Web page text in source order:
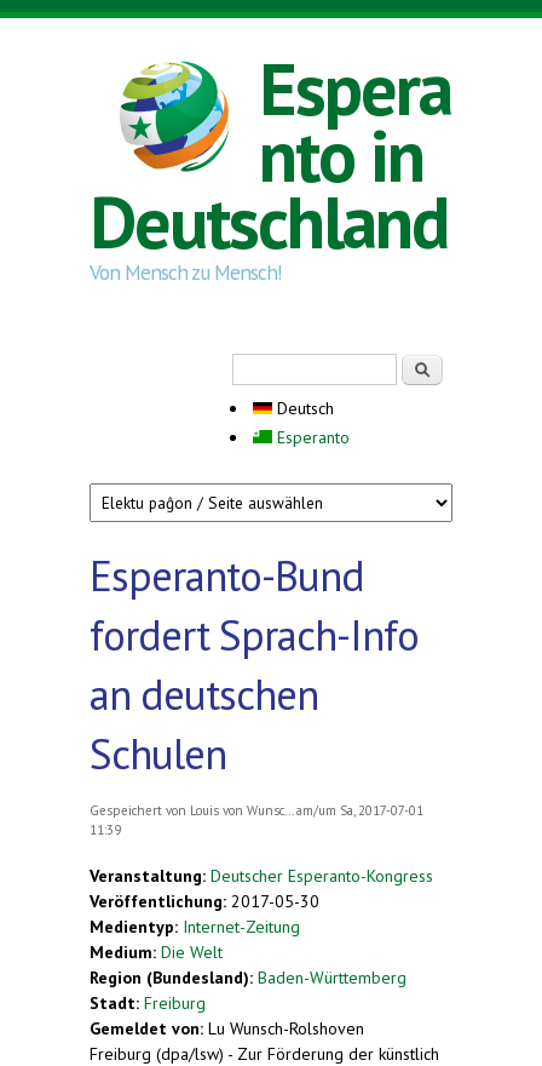
Direkt zum Inhalt
Espera
nto in
Deutschland
Von Mensch zu Mensch!
Deutsch
Esperanto
Esperanto-Bund
fordert Sprach-Info
an deutschen
Schulen
Gespeichert von Louis von Wunsc...
am/um Sa, 2017-07-01
11:39
Veranstaltung: Deutscher Esperanto-Kongress
Veröffentlichung: 2017-05-30
Medientyp: Internet-Zeitung
Medium: Die Welt
Region (Bundesland): Baden-Württemberg
Stadt: Freiburg
Gemeldet von: Lu Wunsch-Rolshoven
Freiburg (dpa/lsw) - Zur Förderung der künstlich